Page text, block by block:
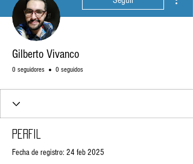
Gilberto Vivanco
0 seguidores 0 seguidos
Perfil
Fecha de registro: 24 feb 2025